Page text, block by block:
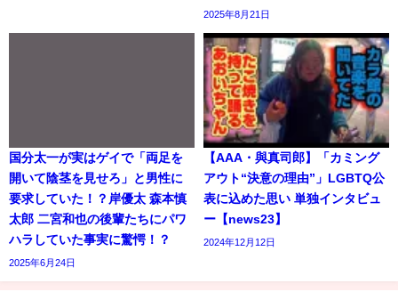
2025年8月21日
国分太一が実はゲイで「両足を
開いて陰茎を見せろ」と男性に
要求していた！？岸優太 森本慎
太郎 二宮和也の後輩たちにパワ
ハラしていた事実に驚愕！？
2025年6月24日
【AAA・與真司郎】「カミング
アウト“決意の理由”」LGBTQ公
表に込めた思い 単独インタビュ
ー【news23】
2024年12月12日